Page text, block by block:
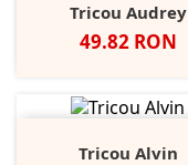
Tricou Audrey
Pret
49.82 RON
Tricou Alvin